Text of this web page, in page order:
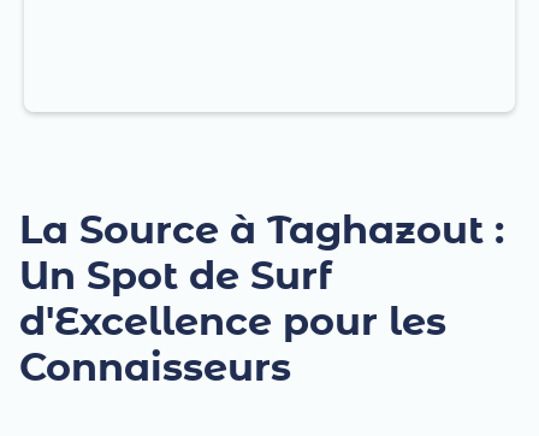
La Source à Taghazout :
Un Spot de Surf
d'Excellence pour les
Connaisseurs